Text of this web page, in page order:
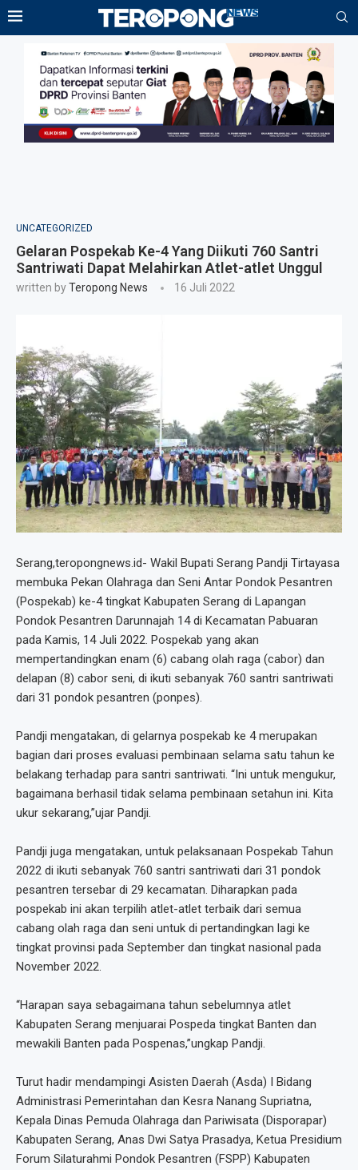
UNCATEGORIZED
Gelaran Pospekab Ke-4 Yang Diikuti 760 Santri
Santriwati Dapat Melahirkan Atlet-atlet Unggul
written byTeropong News 16 Juli 2022
Serang,teropongnews.id- Wakil Bupati Serang Pandji Tirtayasa
membuka Pekan Olahraga dan Seni Antar Pondok Pesantren
(Pospekab) ke-4 tingkat Kabupaten Serang di Lapangan
Pondok Pesantren Darunnajah 14 di Kecamatan Pabuaran
pada Kamis, 14 Juli 2022. Pospekab yang akan
mempertandingkan enam (6) cabang olah raga (cabor) dan
delapan (8) cabor seni, di ikuti sebanyak 760 santri santriwati
dari 31 pondok pesantren (ponpes).
Pandji mengatakan, di gelarnya pospekab ke 4 merupakan
bagian dari proses evaluasi pembinaan selama satu tahun ke
belakang terhadap para santri santriwati. “Ini untuk mengukur,
bagaimana berhasil tidak selama pembinaan setahun ini. Kita
ukur sekarang,”ujar Pandji.
Pandji juga mengatakan, untuk pelaksanaan Pospekab Tahun
2022 di ikuti sebanyak 760 santri santriwati dari 31 pondok
pesantren tersebar di 29 kecamatan. Diharapkan pada
pospekab ini akan terpilih atlet-atlet terbaik dari semua
cabang olah raga dan seni untuk di pertandingkan lagi ke
tingkat provinsi pada September dan tingkat nasional pada
November 2022.
“Harapan saya sebagaimana tahun sebelumnya atlet
Kabupaten Serang menjuarai Pospeda tingkat Banten dan
mewakili Banten pada Pospenas,”ungkap Pandji.
Turut hadir mendampingi Asisten Daerah (Asda) I Bidang
Administrasi Pemerintahan dan Kesra Nanang Supriatna,
Kepala Dinas Pemuda Olahraga dan Pariwisata (Disporapar)
Kabupaten Serang, Anas Dwi Satya Prasadya, Ketua Presidium
Forum Silaturahmi Pondok Pesantren (FSPP) Kabupaten